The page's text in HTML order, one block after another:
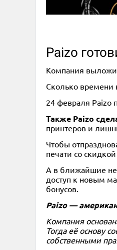
Paizo
Компания
Сколько времени
24 февраля Paizo
Также Paizo
принтеров и
Чтобы
печати со скидкой
А в ближайшие
доступ к новым
бонусов.
Paizo —
Компания
Тогда её основу
собственными